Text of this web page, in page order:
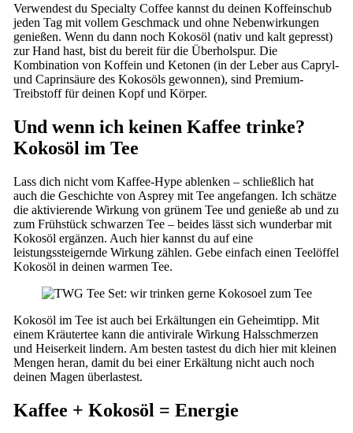
Verwendest du Specialty Coffee kannst du deinen Koffeinschub
jeden Tag mit vollem Geschmack und ohne Nebenwirkungen
genießen. Wenn du dann noch Kokosöl (nativ und kalt gepresst)
zur Hand hast, bist du bereit für die Überholspur. Die
Kombination von Koffein und Ketonen (in der Leber aus Capryl-
und Caprinsäure des Kokosöls gewonnen), sind Premium-
Treibstoff für deinen Kopf und Körper.
Und wenn ich keinen Kaffee trinke?
Kokosöl im Tee
Lass dich nicht vom Kaffee-Hype ablenken – schließlich hat
auch die Geschichte von Asprey mit Tee angefangen. Ich schätze
die aktivierende Wirkung von grünem Tee und genieße ab und zu
zum Frühstück schwarzen Tee – beides lässt sich wunderbar mit
Kokosöl ergänzen. Auch hier kannst du auf eine
leistungssteigernde Wirkung zählen. Gebe einfach einen Teelöffel
Kokosöl in deinen warmen Tee.
Kokosöl im Tee ist auch bei Erkältungen ein Geheimtipp. Mit
einem Kräutertee kann die antivirale Wirkung Halsschmerzen
und Heiserkeit lindern. Am besten tastest du dich hier mit kleinen
Mengen heran, damit du bei einer Erkältung nicht auch noch
deinen Magen überlastest.
Kaffee + Kokosöl = Energie